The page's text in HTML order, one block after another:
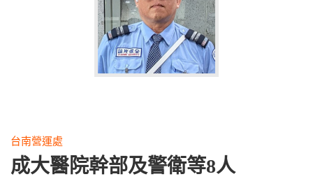
台南營運處
成大醫院幹部及警衛等8人